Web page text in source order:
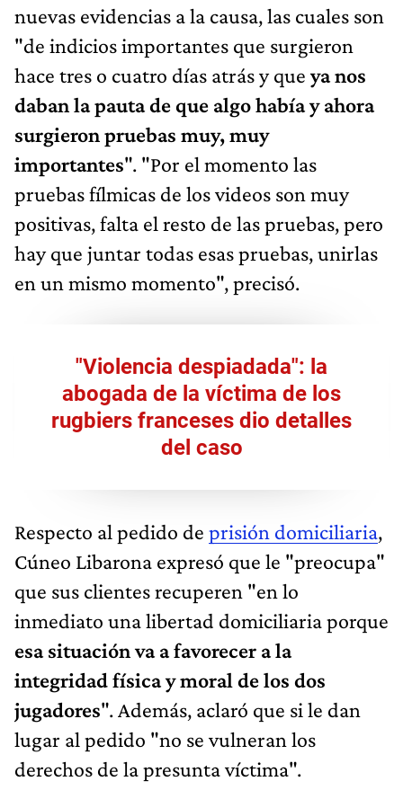
nuevas evidencias a la causa, las cuales son
"de indicios importantes que surgieron
hace tres o cuatro días atrás y queya nos
daban la pauta de que algo había y ahora
surgieron pruebas muy, muy
importantes". "Por el momento las
pruebas fílmicas de los videos son muy
positivas, falta el resto de las pruebas, pero
hay que juntar todas esas pruebas, unirlas
en un mismo momento", precisó.
"Violencia despiadada": la
abogada de la víctima de los
rugbiers franceses dio detalles
del caso
Respecto al pedido de prisión domiciliaria,
Cúneo Libarona expresó que le "preocupa"
que sus clientes recuperen "en lo
inmediato una libertad domiciliaria porque
esa situación va a favorecer a la
integridad física y moral de los dos
jugadores". Además, aclaró que si le dan
lugar al pedido "no se vulneran los
derechos de la presunta víctima".